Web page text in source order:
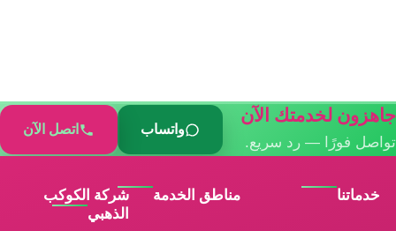
جاهزون لخدمتك الآن
تواصل فورًا — رد سريع.
واتساب اتصل الآن
خدماتنا مناطق الخدمة
شركة الكوكب
الذهبي